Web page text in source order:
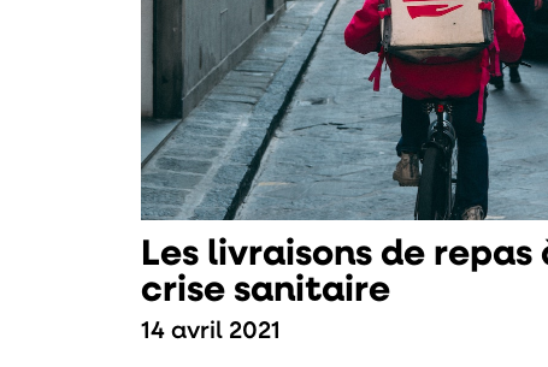
Les livraisons de
crise sanitaire
14 avril 2021